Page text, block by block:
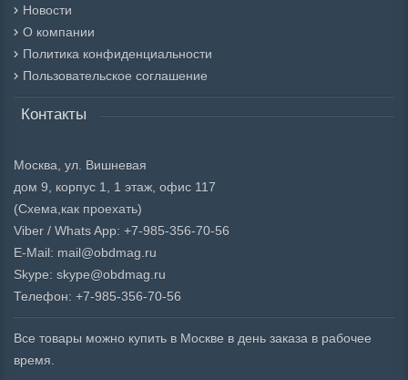
Новости
О компании
Политика конфиденциальности
Пользовательское соглашение
Контакты
Москва, ул. Вишневая
дом 9, корпус 1, 1 этаж, офис 117
(Схема, как проехать)
Viber / Whats App: +7-985-356-70-56
E-Mail: mail@obdmag.ru
Skype: skype@obdmag.ru
Телефон: +7-985-356-70-56
Все товары можно купить в Москве в день заказа в рабочее
время.